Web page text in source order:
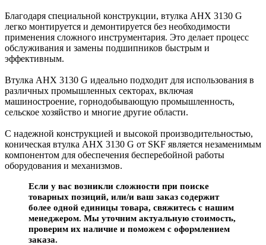
Благодаря специальной конструкции, втулка AHX 3130 G
легко монтируется и демонтируется без необходимости
применения сложного инструментария. Это делает процесс
обслуживания и замены подшипников быстрым и
эффективным.
Втулка AHX 3130 G идеально подходит для использования в
различных промышленных секторах, включая
машиностроение, горнодобывающую промышленность,
сельское хозяйство и многие другие области.
С надежной конструкцией и высокой производительностью,
коническая втулка AHX 3130 G от SKF является незаменимым
компонентом для обеспечения бесперебойной работы
оборудования и механизмов.
Если у вас возникли сложности при поиске
товарных позиций, или/и ваш заказ содержит
более одной единицы товара, свяжитесь с нашим
менеджером. Мы уточним актуальную стоимость,
проверим их наличие и поможем с оформлением
заказа.